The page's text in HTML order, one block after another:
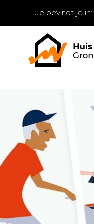
Je bevindt je in: